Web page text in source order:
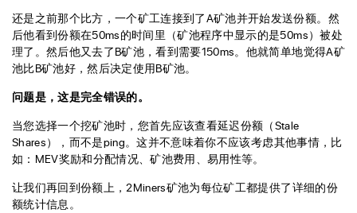
还是之前那个比方，一个矿工连接到了A矿池并开始发送份额。然
后他看到份额在50ms的时间里（矿池程序中显示的是50ms）被处
理了。然后他又去了B矿池，看到需要150ms。他就简单地觉得A矿
池比B矿池好，然后决定使用B矿池。
问题是，这是完全错误的。
当您选择一个挖矿池时，您首先应该查看延迟份额（Stale
Shares），而不是ping。这并不意味着你不应该考虑其他事情，比
如：MEV奖励和分配情况、矿池费用、易用性等。
让我们再回到份额上，2Miners矿池为每位矿工都提供了详细的份
额统计信息。